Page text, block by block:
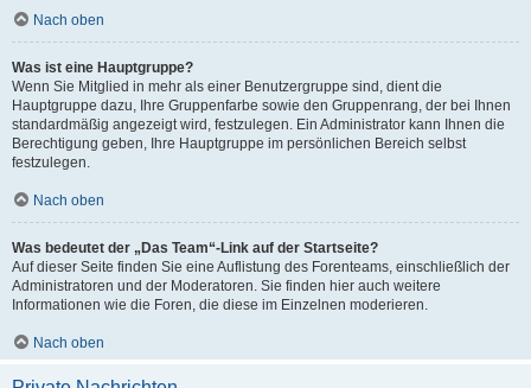
Nach oben
Was ist eine Hauptgruppe?
Wenn Sie Mitglied in mehr als einer Benutzergruppe sind, dient die
Hauptgruppe dazu, Ihre Gruppenfarbe sowie den Gruppenrang, der bei Ihnen
standardmäßig angezeigt wird, festzulegen. Ein Administrator kann Ihnen die
Berechtigung geben, Ihre Hauptgruppe im persönlichen Bereich selbst
festzulegen.
Nach oben
Was bedeutet der „Das Team“-Link auf der Startseite?
Auf dieser Seite finden Sie eine Auflistung des Forenteams, einschließlich der
Administratoren und der Moderatoren. Sie finden hier auch weitere
Informationen wie die Foren, die diese im Einzelnen moderieren.
Nach oben